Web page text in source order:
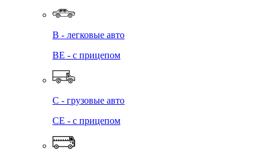
B - легковые авто
BE - с прицепом
C - грузовые авто
СЕ - с прицепом